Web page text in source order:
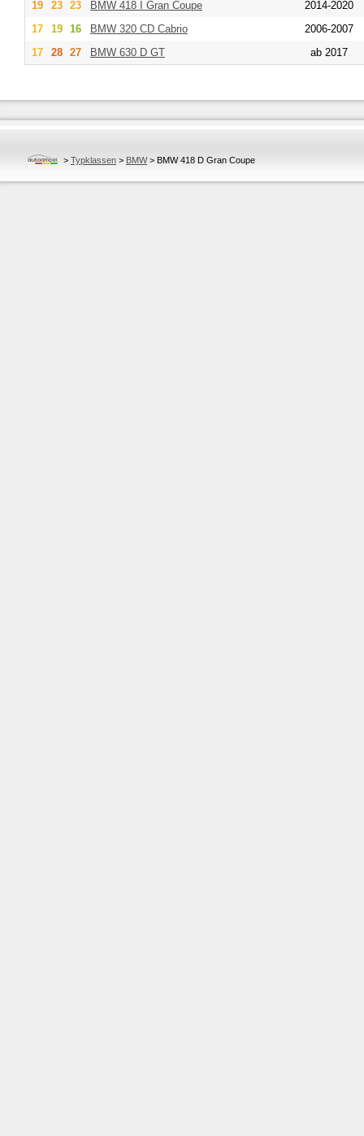
19 23 23 BMW 418 I Gran Coupe 2014-2020
17
19 16 BMW 320 CD Cabrio 2006-2007
17
28 27 BMW 630 D GT ab 2017
> Typklassen > BMW> BMW 418 D Gran Coupe